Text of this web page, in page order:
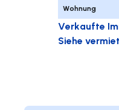
Wohnung
Verkaufte
Siehe